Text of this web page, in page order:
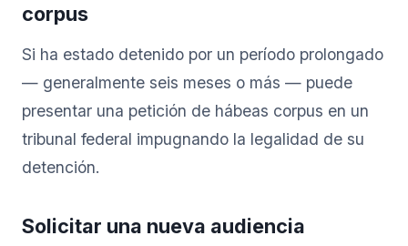
corpus
Si ha estado detenido por un período prolongado
— generalmente seis meses o más — puede
presentar una petición de hábeas corpus en un
tribunal federal impugnando la legalidad de su
detención.
Solicitar una nueva audiencia